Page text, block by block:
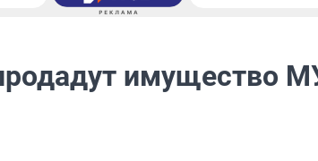
имущество